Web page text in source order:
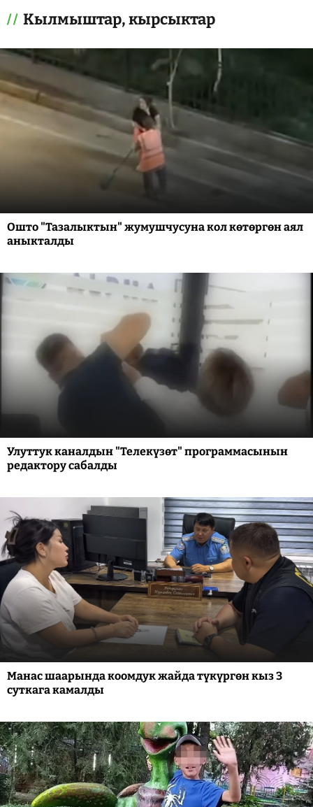
Кылмыштар, кырсыктар
Ошто "Тазалыктын" жумушчусуна кол көтөргөн аял
аныкталды
Улуттук каналдын "Телекүзөт" программасынын
редактору сабалды
Манас шаарында коомдук жайда түкүргөн кыз 3
суткага камалды